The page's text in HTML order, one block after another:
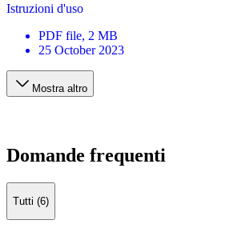
Istruzioni d'uso
PDF file, 2 MB
25 October 2023
Mostra altro
Domande frequenti
Tutti (6)